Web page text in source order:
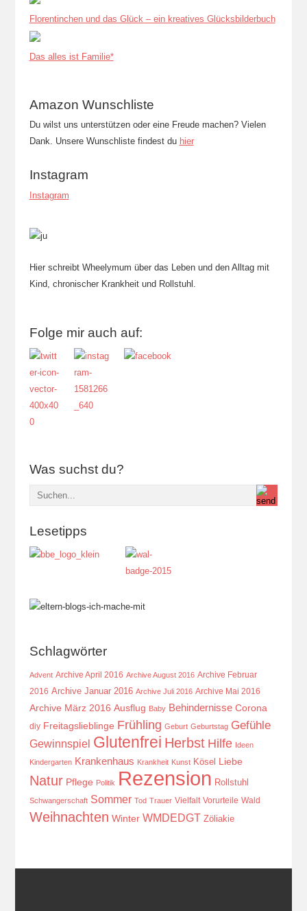
Florentinchen und das Glück – ein kreatives Glücksbilderbuch
Das alles ist Familie*
Amazon Wunschliste
Du wilst uns unterstützen oder eine Freude machen? Vielen
Dank. Unsere Wunschliste findest du hier
Instagram
Instagram
Hier schreibt Wheelymum über das Leben und den Alltag mit
Kind, chronischer Krankheit und Rollstuhl.
Folge mir auch auf:
Was suchst du?
Lesetipps
Schlagwörter
Advent Archive April 2016 Archive August 2016 Archive Februar
2016 Archive Januar 2016 Archive Juli 2016 Archive Mai 2016
Archive März 2016 Ausflug Baby Behindernisse Corona
diy Freitagslieblinge Frühling Geburt Geburtstag Gefühle
Gewinnspiel Glutenfrei Herbst Hilfe Ideen
Kindergarten Krankenhaus Krankheit Kunst Kösel Liebe
Natur Pflege Politik Rezension Rollstuhl
Schwangerschaft Sommer Tod Trauer Vielfalt Vorurteile Wald
Weihnachten Winter WMDEDGT Zöliakie